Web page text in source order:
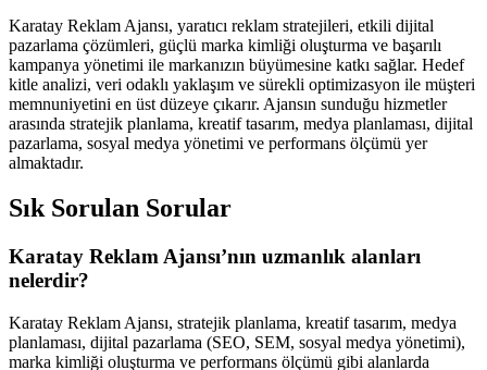
Karatay Reklam Ajansı, yaratıcı reklam stratejileri, etkili dijital
pazarlama çözümleri, güçlü marka kimliği oluşturma ve başarılı
kampanya yönetimi ile markanızın büyümesine katkı sağlar. Hedef
kitle analizi, veri odaklı yaklaşım ve sürekli optimizasyon ile müşteri
memnuniyetini en üst düzeye çıkarır. Ajansın sunduğu hizmetler
arasında stratejik planlama, kreatif tasarım, medya planlaması, dijital
pazarlama, sosyal medya yönetimi ve performans ölçümü yer
almaktadır.
Sık Sorulan Sorular
Karatay Reklam Ajansı’nın uzmanlık alanları
nelerdir?
Karatay Reklam Ajansı, stratejik planlama, kreatif tasarım, medya
planlaması, dijital pazarlama (SEO, SEM, sosyal medya yönetimi),
marka kimliği oluşturma ve performans ölçümü gibi alanlarda